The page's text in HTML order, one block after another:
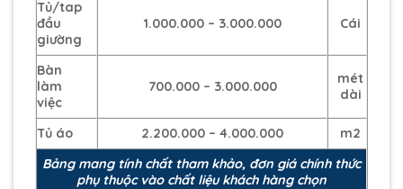
Tủ/tap
đầu
giường
1.000.000 – 3.000.000 Cái
Bàn
làm
việc
700.000 – 3.000.000
mét
dài
Tủ áo 2.200.000 – 4.000.000
m2
Bảng mang tính chất tham khảo, đơn giá chính thức
phụ thuộc vào chất liệu khách hàng chọn